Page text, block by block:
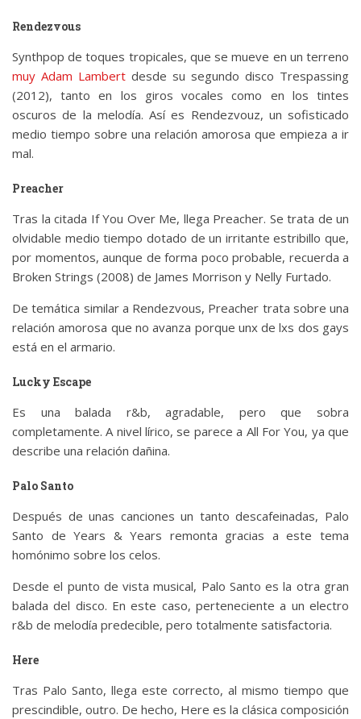
Rendezvous
Synthpop de toques tropicales, que se mueve en un terreno
muy Adam Lambert desde su segundo disco Trespassing
(2012), tanto en los giros vocales como en los tintes
oscuros de la melodía. Así es Rendezvouz, un sofisticado
medio tiempo sobre una relación amorosa que empieza a ir
mal.
Preacher
Tras la citada If You Over Me, llega Preacher. Se trata de un
olvidable medio tiempo dotado de un irritante estribillo que,
por momentos, aunque de forma poco probable, recuerda a
Broken Strings (2008) de James Morrison y Nelly Furtado.
De temática similar a Rendezvous, Preacher trata sobre una
relación amorosa que no avanza porque unx de lxs dos gays
está en el armario.
Lucky Escape
Es una balada r&b, agradable, pero que sobra
completamente. A nivel lírico, se parece a All For You, ya que
describe una relación dañina.
Palo Santo
Después de unas canciones un tanto descafeinadas, Palo
Santo de Years & Years remonta gracias a este tema
homónimo sobre los celos.
Desde el punto de vista musical, Palo Santo es la otra gran
balada del disco. En este caso, perteneciente a un electro
r&b de melodía predecible, pero totalmente satisfactoria.
Here
Tras Palo Santo, llega este correcto, al mismo tiempo que
prescindible, outro. De hecho, Here es la clásica composición